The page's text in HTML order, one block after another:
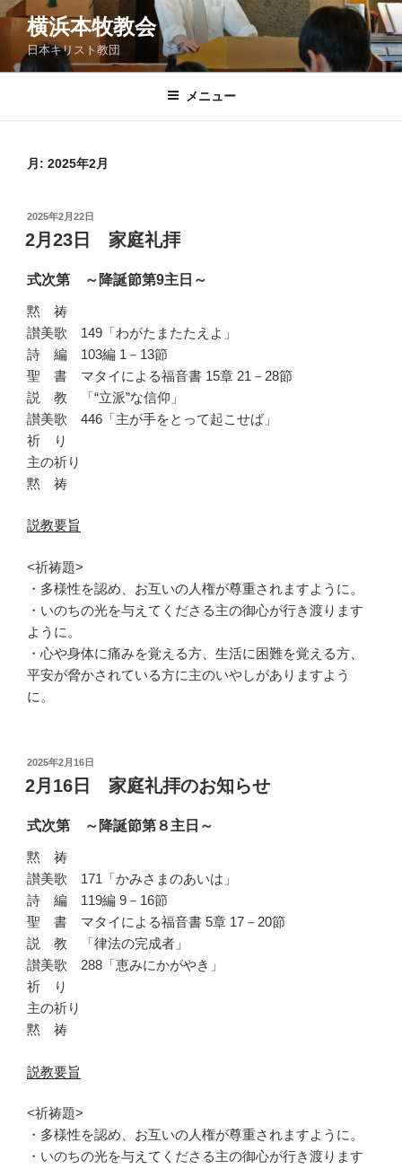
コ
ン
横浜本牧教会
日本キリスト教団
メニュー
月: 2025年2月
投
稿
日:
2025年2月22日
2月23日 家庭礼拝
式次第 ～降誕節第9主日～
黙 祷
讃美歌 149「わがたまたたえよ」
詩 編 103編 1－13節
聖 書 マタイによる福音書 15章 21－28節
説 教 「“立派”な信仰」
讃美歌 446「主が手をとって起こせば」
祈 り
主の祈り
黙 祷
説教要旨
<祈祷題>
・多様性を認め、お互いの人権が尊重されますように。
・いのちの光を与えてくださる主の御心が行き渡ります
ように。
・心や身体に痛みを覚える方、生活に困難を覚える方、
平安が脅かされている方に主のいやしがありますよう
に。
投
稿
日:
2025年2月16日
2月16日 家庭礼拝のお知らせ
式次第 ～降誕節第８主日～
黙 祷
讃美歌 171「かみさまのあいは」
詩 編 119編 9－16節
聖 書 マタイによる福音書 5章 17－20節
説 教 「律法の完成者」
讃美歌 288「恵みにかがやき」
祈 り
主の祈り
黙 祷
説教要旨
<祈祷題>
・多様性を認め、お互いの人権が尊重されますように。
・いのちの光を与えてくださる主の御心が行き渡ります